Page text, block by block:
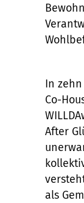
In
Co-
After
als